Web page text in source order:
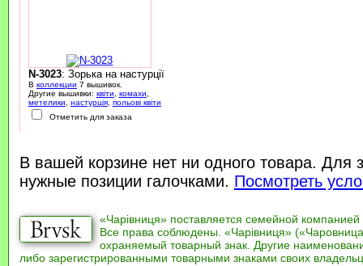
N-3023: Зорька на настурції
В коллекции 7 вышивок.
Другие вышивки: квіти комахи
метелики
настурція, польові квіти
Отметить для заказа
В вашей корзине нет ни одного товара. Для
нужные позиции галочками. Посмотреть
«Чарівниця» поставляется семейной компанией
Все права соблюдены. «Чарівниця»
охраняемый товарный знак. Другие
либо зарегистрированными товарными знаками своих